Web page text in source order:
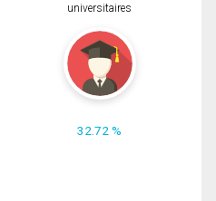
universitaires
32.72 %